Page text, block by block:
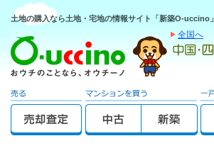
土地の購入なら土地・宅地の情報サイト「新築O-uccino」
全国へ